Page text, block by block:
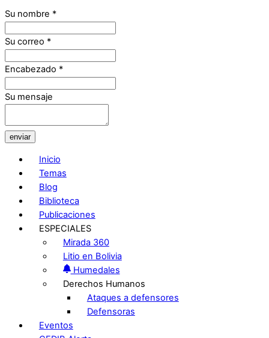
Su nombre *
Su correo *
Encabezado *
Su mensaje
enviar
Inicio
Temas
Blog
Biblioteca
Publicaciones
ESPECIALES
Mirada 360
Litio en Bolivia
Humedales
Derechos Humanos
Ataques a defensores
Defensoras
Eventos